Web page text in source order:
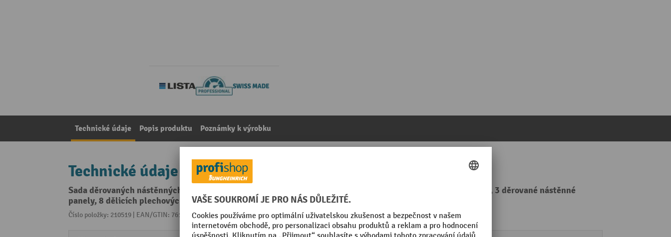
Technické údaje Popis produktu Poznámky k výrobku
Technické údaje
Sada děrovaných nástěnných panelů a dělicích plechových příček LISTA 36x27E, (ŠxHxVV) 612x459x75 mm, 3 děrované nástěnné
panely, 8 dělicích plechových příček
Číslo položky: 210519 | EAN/GTIN: 7612269039498Z kategorie:Pořadače do skříní se zásuvkami